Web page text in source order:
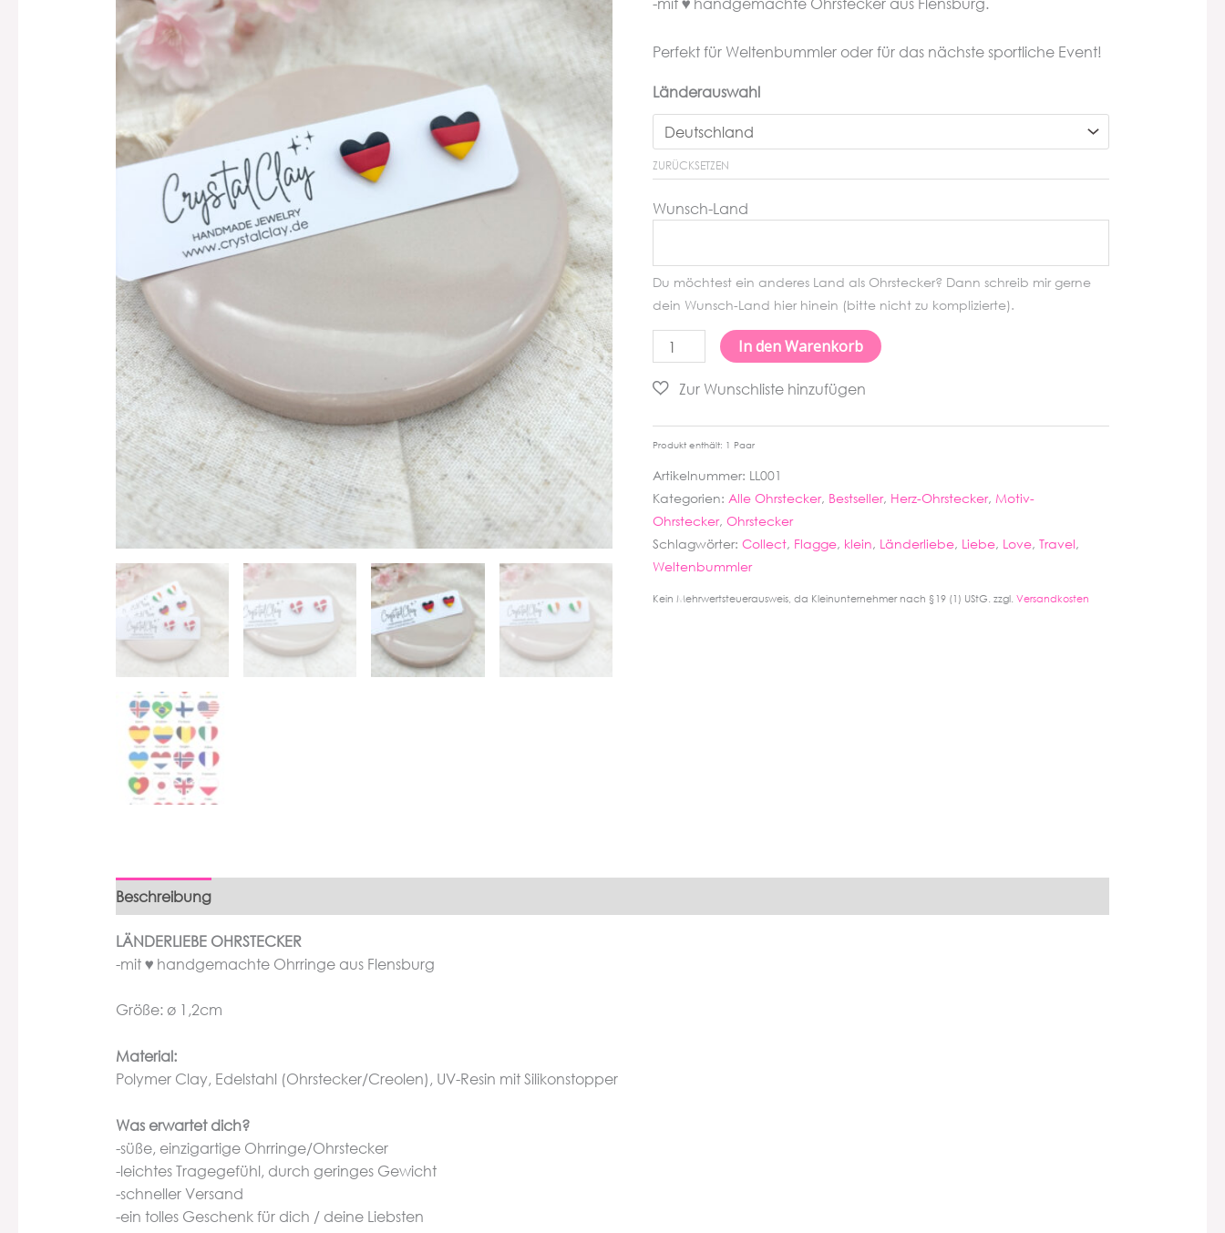
Perfekt für Weltenbummler oder für das nächste sportliche Event!
Länderauswahl
ZURÜCKSETZEN
Wunsch-Land
Du möchtest ein anderes Land als Ohrstecker? Dann schreib mir gerne
dein Wunsch-Land hier hinein (bitte nicht zu komplizierte).
Länderliebe
Ohrstecker
Menge
In den Warenkorb
Produkt enthält: 1 Paar
Artikelnummer: LL001
Kategorien: Alle Ohrstecker, Bestseller, Herz-Ohrstecker, Motiv-
Ohrstecker, Ohrstecker
Schlagwörter: Collect, Flagge, klein, Länderliebe, Liebe, Love, Travel,
Weltenbummler
Kein Mehrwertsteuerausweis, da Kleinunternehmer nach §19 (1) UStG. zzgl. Versandkosten
Beschreibung
LÄNDERLIEBE OHRSTECKER
-mit ♥ handgemachte Ohrringe aus Flensburg
Größe: ø 1,2cm
Material:
Polymer Clay, Edelstahl (Ohrstecker/Creolen), UV-Resin mit Silikonstopper
Was erwartet dich?
-süße, einzigartige Ohrringe/Ohrstecker
-leichtes Tragegefühl, durch geringes Gewicht
-schneller Versand
-ein tolles Geschenk für dich / deine Liebsten